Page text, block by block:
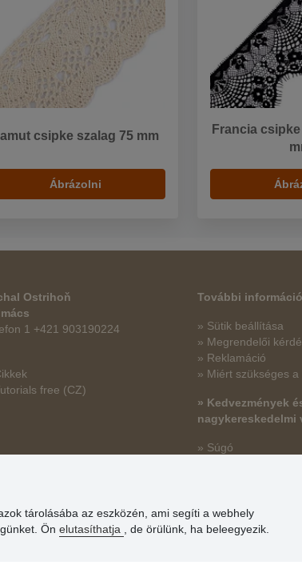
csipke szalag 75 mm
Ábrázolni
Francia
Ostrihoň
1 +421 903190224
free (CZ)
További
» Sütik beállítása
» Megrendelői
» Reklamáció
» Miért szükséges
» Kedvezmények
nagykereskedelmi
» Súgó
tárolásába az eszközén, ami segíti a webhely
Ön elutasíthatja , de örülünk, ha beleegyezik.